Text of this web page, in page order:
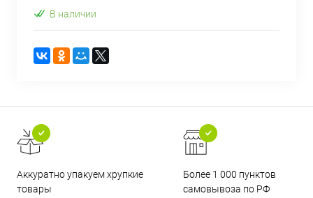
В наличии
Аккуратно упакуем хрупкие
товары
Более 1 000 пунктов
самовывоза по РФ